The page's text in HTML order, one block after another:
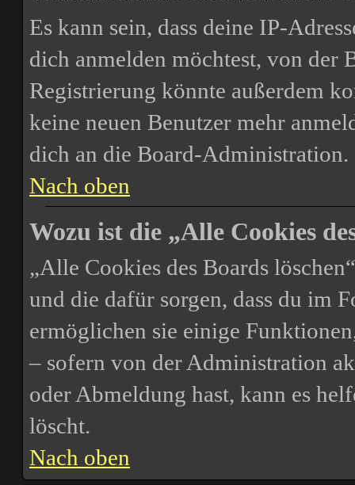
Es kann sein, dass deine IP-
dich anmelden möchtest, von
Registrierung könnte außerdem
keine neuen Benutzer mehr
dich an die Board-Administration.
Nach oben
Wozu ist die „Alle Cookies
„Alle Cookies des Boards
und die dafür sorgen, dass du im
ermöglichen sie einige
– sofern von der Administration
oder Abmeldung hast, kann es
löscht.
Nach oben